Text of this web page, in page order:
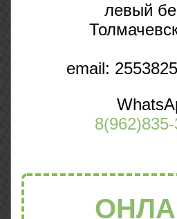
левый
email: